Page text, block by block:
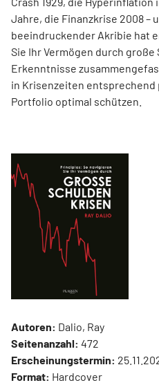
Jahre, die Finanzkrise 2008 –
beeindruckender Akribie hat
Sie Ihr Vermögen durch große
Erkenntnisse
in Krisenzeiten
Portfolio optimal schützen.
Autoren: Dalio, Ray
Seitenanzahl: 472
Erscheinungstermin:
Format: Hardcover